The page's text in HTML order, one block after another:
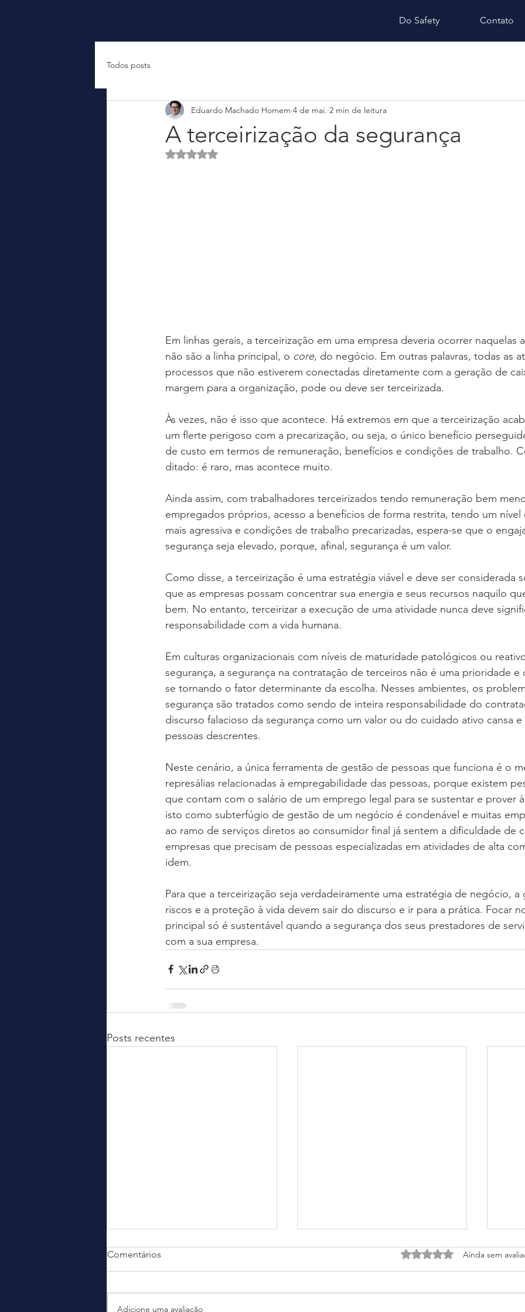
Do Safety Contato
Todos posts
A terceirização da segurança
Eduardo Machado Homem 4 de mai. 2 min de leitura
Avaliado com NaN de 5 estrelas.
Em linhas gerais, a terceirização em uma empresa deveria ocorrer naquelas
não são a linha principal, o core, do negócio. Em outras palavras, todas as
processos que não estiverem conectadas diretamente com a geração de
margem para a organização, pode ou deve ser terceirizada.
Às vezes, não é isso que acontece. Há extremos em que a terceirização
um flerte perigoso com a precarização, ou seja, o único benefício
de custo em termos de remuneração, benefícios e condições de trabalho.
ditado: é raro, mas acontece muito.
Ainda assim, com trabalhadores terceirizados tendo remuneração bem
empregados próprios, acesso a benefícios de forma restrita, tendo um nível
mais agressiva e condições de trabalho precarizadas, espera-se que o
segurança seja elevado, porque, afinal, segurança é um valor.
Como disse, a terceirização é uma estratégia viável e deve ser considerada
que as empresas possam concentrar sua energia e seus recursos naquilo
bem. No entanto, terceirizar a execução de uma atividade nunca deve
responsabilidade com a vida humana.
Em culturas organizacionais com níveis de maturidade patológicos ou
segurança, a segurança na contratação de terceiros não é uma prioridade e
se tornando o fator determinante da escolha. Nesses ambientes, os
segurança são tratados como sendo de inteira responsabilidade do
discurso falacioso da segurança como um valor ou do cuidado ativo cansa e
pessoas descrentes.
Neste cenário, a única ferramenta de gestão de pessoas que funciona é o
represálias relacionadas à empregabilidade das pessoas, porque existem
que contam com o salário de um emprego legal para se sustentar e prover
isto como subterfúgio de gestão de um negócio é condenável e muitas
ao ramo de serviços diretos ao consumidor final já sentem a dificuldade de
empresas que precisam de pessoas especializadas em atividades de alta
idem.
Para que a terceirização seja verdadeiramente uma estratégia de negócio, a
riscos e a proteção à vida devem sair do discurso e ir para a prática. Focar
principal só é sustentável quando a segurança dos seus prestadores de
com a sua empresa.
Posts recentes
Comentários Avaliado com 0 de 5
Ainda sem
Adicione uma avaliação